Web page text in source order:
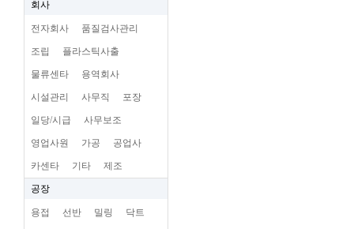
회사
전자회사 품질검사관리
조립 플라스틱사출
물류센타 용역회사
시설관리 사무직 포장
일당/시급 사무보조
영업사원 가공 공업사
카센타 기타 제조
공장
용접 선반 밀링 닥트